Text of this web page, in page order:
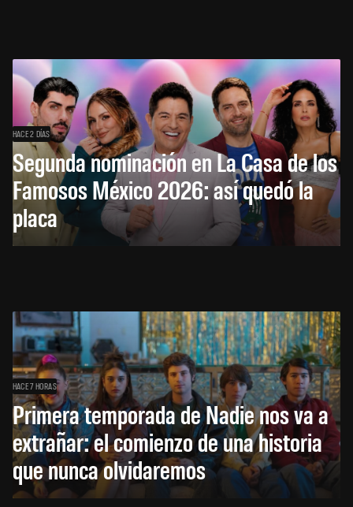
HACE 2 DÍAS
Segunda nominación en La Casa de los
Famosos México 2026: así quedó la
placa
HACE 7 HORAS
Primera temporada de Nadie nos va a
extrañar: el comienzo de una historia
que nunca olvidaremos